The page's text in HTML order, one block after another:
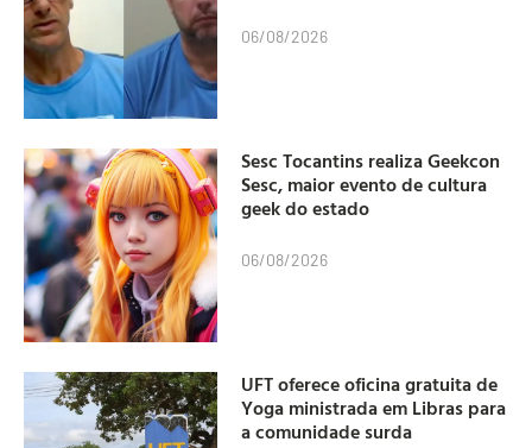
06/08/2026
Sesc Tocantins realiza Geekcon
Sesc, maior evento de cultura
geek do estado
06/08/2026
UFT oferece oficina gratuita de
Yoga ministrada em Libras para
a comunidade surda